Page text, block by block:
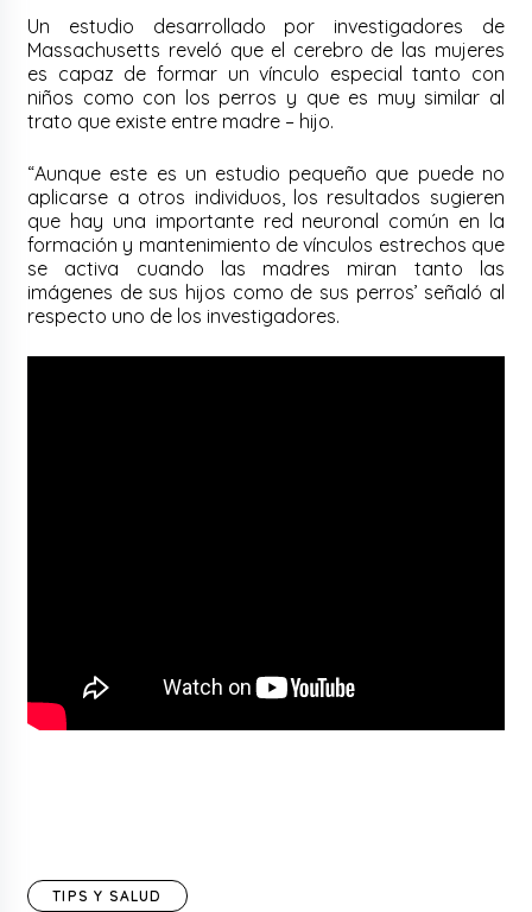
Un estudio desarrollado por investigadores de
Massachusetts reveló que el cerebro de las mujeres
es capaz de formar un vínculo especial tanto con
niños como con los perros y que es muy similar al
trato que existe entre madre – hijo.
“Aunque este es un estudio pequeño que puede no
aplicarse a otros individuos, los resultados sugieren
que hay una importante red neuronal común en la
formación y mantenimiento de vínculos estrechos que
se activa cuando las madres miran tanto las
imágenes de sus hijos como de sus perros’ señaló al
respecto uno de los investigadores.
TIPS Y SALUD